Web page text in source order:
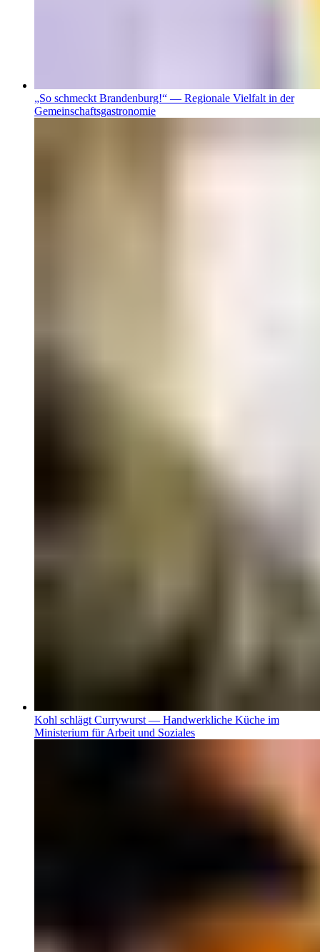
„So schmeckt Brandenburg!“ — Regionale Vielfalt in der
Gemeinschaftsgastronomie
Kohl schlägt Currywurst — Handwerkliche Küche im
Ministerium für Arbeit und Soziales